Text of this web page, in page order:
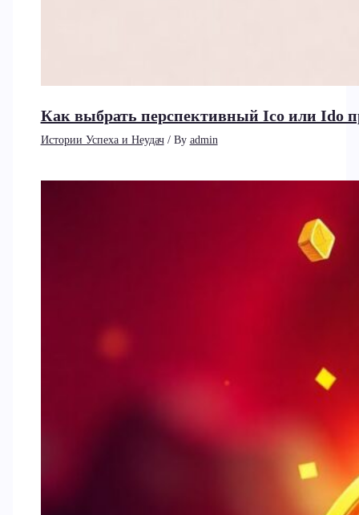
Как выбрать перспективный Ico или Ido
Истории Успеха и Неудач/ By admin